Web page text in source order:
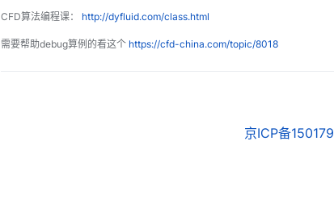
CFD算法编程课： http://dyfluid.com/class.html
需要帮助debug算例的看这个 https://cfd-china.com/topic/8018
京ICP备